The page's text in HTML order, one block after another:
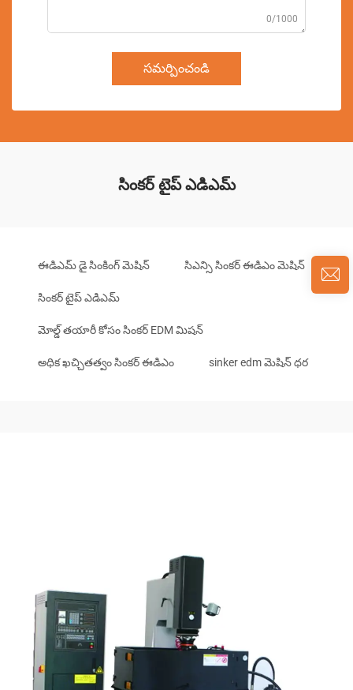
0/1000
సమర్పించండి
సింకర్ టైప్ ఎడిఎమ్
ఈడిఎమ్ డై సింకింగ్ మెషిన్ సిఎన్సి సింకర్ ఈడిఎం మెషిన్
సింకర్ టైప్ ఎడిఎమ్
మోల్డ్ తయారీ కోసం సింకర్ EDM మిషన్
అధిక ఖచ్చితత్వం సింకర్ ఈడిఎం sinker edm మెషిన్ ధర